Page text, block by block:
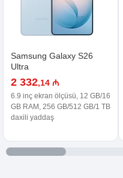
Samsung Galaxy S26
Ultra
2 332,14 ₼
6.9 inç ekran ölçüsü, 12 GB/16
GB RAM, 256 GB/512 GB/1 TB
daxili yaddaş